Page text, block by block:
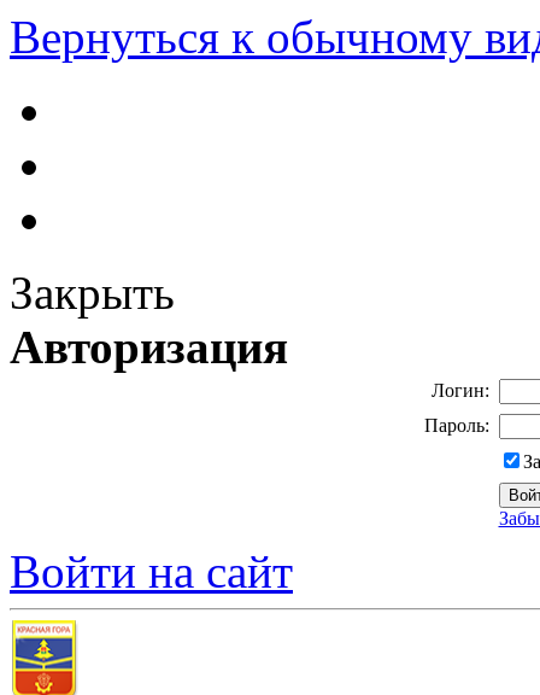
Вернуться к обычному
Закрыть
Авторизация
Логин:
Пароль:
Войти на сайт